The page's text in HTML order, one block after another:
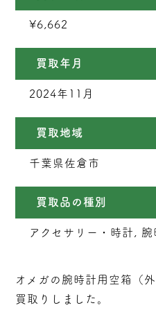
¥6,662
買取年月
2024年11月
買取地域
千葉県佐倉市
買取品の種別
アクセサリー・時計, 腕
オメガの腕時計用空箱（
買取りしました。